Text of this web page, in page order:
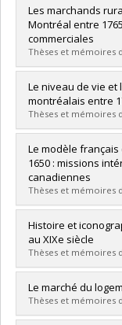
Graduate :
Cycle :Master's
Grade :M.A.
Lien vers le
Les marchands
Montréal entre
commerciales
Thèses et mémoires
Graduate :
Cycle :Master's
Grade :M.A.
Lien vers le
Le niveau de vie
montréalais entre
Thèses et mémoires
Graduate :
Cycle :Master's
Grade :M.A.
Lien vers le
Le modèle
1650 : missions
canadiennes
Thèses et mémoires
Graduate :
Cycle :Doctoral
Grade :Ph. D.
Lien vers le
Histoire et
au XIXe siècle
Thèses et mémoires
Graduate :Blouin,
Cycle : Doctoral
Grade :Ph. D.
Le marché du
Thèses et mémoires